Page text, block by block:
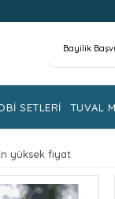
Bayilik
SETLERİ TUVAL
yüksek fiyat